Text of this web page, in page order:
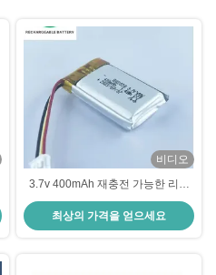
비디오
3.7v 400mAh 재충전 가능한 리오
온 폴리머 배터리 802030 500번 주
기 수명
최상의 가격을 얻으세요